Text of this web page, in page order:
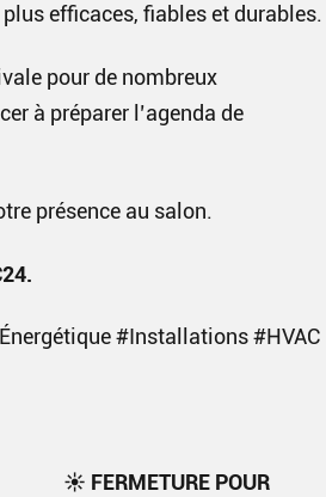
efficaces, fiables et durables.
pour de nombreux
à préparer l’agenda de
présence au salon.
#Installations #HVAC
☀️ FERMETURE POUR